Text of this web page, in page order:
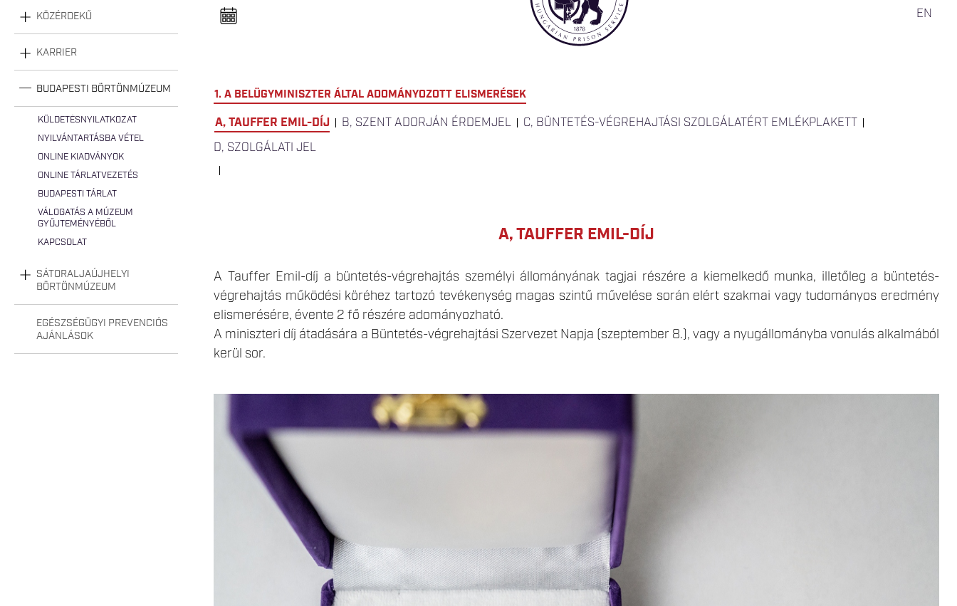
KÖZÉRDEKŰ
KARRIER
BUDAPESTI BÖRTÖNMÚZEUM
KÜLDETÉSNYILATKOZAT
NYILVÁNTARTÁSBA VÉTEL
ONLINE KIADVÁNYOK
ONLINE TÁRLATVEZETÉS
BUDAPESTI TÁRLAT
VÁLOGATÁS A MÚZEUM
GYŰJTEMÉNYÉBŐL
KAPCSOLAT
SÁTORALJAÚJHELYI
BÖRTÖNMÚZEUM
EGÉSZSÉGÜGYI PREVENCIÓS
AJÁNLÁSOK
EN
e
l
s
a
1. A BELÜGYMINISZTER ÁLTAL ADOMÁNYOZOTT ELISMERÉSEK
A, TAUFFER EMIL-DÍJ B, SZENT ADORJÁN ÉRDEMJEL
C, BÜNTETÉS-VÉGREHAJTÁSI SZOLGÁLATÉRT EMLÉKPLAKETT
D, SZOLGÁLATI JEL
A, TAUFFER EMIL-DÍJ
A Tauffer Emil-díj a büntetés-végrehajtás személyi állományának tagjai részére a kiemelkedő munka, illetőleg a büntetés-
végrehajtás működési köréhez tartozó tevékenység magas szintű művelése során elért szakmai vagy tudományos eredmény
elismerésére, évente 2 fő részére adományozható.
A miniszteri díj átadására a Büntetés-végrehajtási Szervezet Napja (szeptember 8.), vagy a nyugállományba vonulás alkalmából
kerül sor.